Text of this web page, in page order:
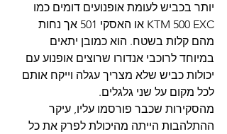
יותר בכביש לעומת אופנועים דומים כמו
KTM 500 EXC או האסקי 501 אך נחות
מהם קלות בשטח. הוא כמובן יתאים
במיוחד לרוכבי אנדורו שרוצים אופנוע עם
יכולות כביש שלא מצריך עגלה וייקח אותם
לכל מקום על שני גלגלים.
מהסקירות שכבר פורסמו עליו, עיקר
ההתלהבות הייתה מהיכולת לפרק את כל